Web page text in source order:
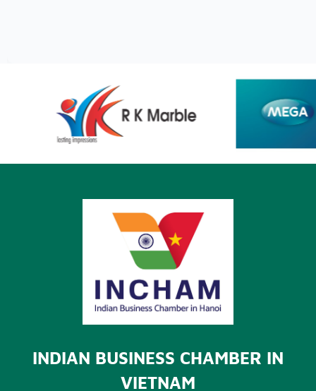
INDIAN BUSINESS CHAMBER IN
VIETNAM